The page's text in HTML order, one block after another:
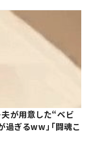
が用意した“ベビ
ぎるww」「闘魂こ